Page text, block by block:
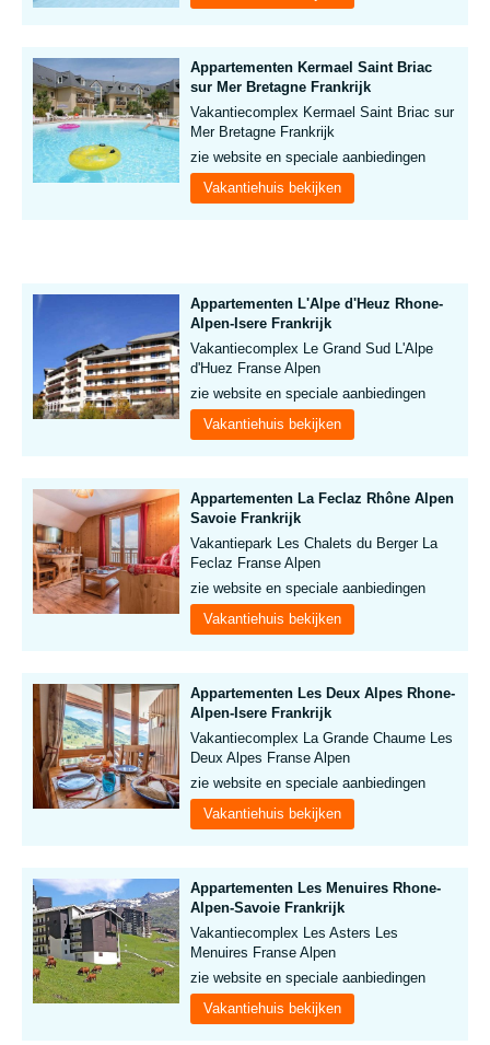
Appartementen Kermael Saint Briac
sur Mer Bretagne Frankrijk
Vakantiecomplex Kermael Saint Briac sur
Mer Bretagne Frankrijk
zie website en speciale aanbiedingen
Vakantiehuis bekijken
Appartementen L'Alpe d'Heuz Rhone-
Alpen-Isere Frankrijk
Vakantiecomplex Le Grand Sud L'Alpe
d'Huez Franse Alpen
zie website en speciale aanbiedingen
Vakantiehuis bekijken
Appartementen La Feclaz Rhône Alpen
Savoie Frankrijk
Vakantiepark Les Chalets du Berger La
Feclaz Franse Alpen
zie website en speciale aanbiedingen
Vakantiehuis bekijken
Appartementen Les Deux Alpes Rhone-
Alpen-Isere Frankrijk
Vakantiecomplex La Grande Chaume Les
Deux Alpes Franse Alpen
zie website en speciale aanbiedingen
Vakantiehuis bekijken
Appartementen Les Menuires Rhone-
Alpen-Savoie Frankrijk
Vakantiecomplex Les Asters Les
Menuires Franse Alpen
zie website en speciale aanbiedingen
Vakantiehuis bekijken